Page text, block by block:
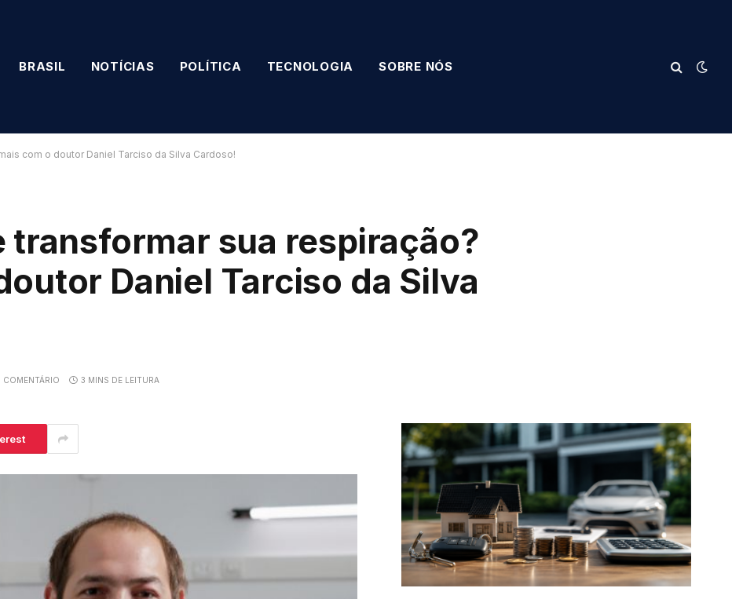
BRASIL NOTÍCIAS POLÍTICA TECNOLOGIA SOBRE NÓS
com o doutor Daniel Tarciso da Silva Cardoso!
transformar sua respiração?
Daniel Tarciso da Silva
COMENTÁRIO 3 MINS DE LEITURA